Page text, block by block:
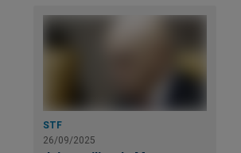
STF
26/09/2025